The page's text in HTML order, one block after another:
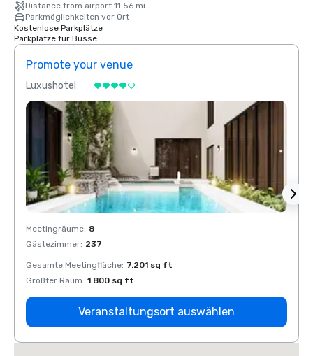
Distance from airport 11.56 mi
Parkmöglichkeiten vor Ort
Kostenlose Parkplätze
Parkplätze für Busse
Promote your venue
Luxushotel
Meetingräume: 8
Gästezimmer: 237
Gesamte Meetingfläche: 7.201 sq ft
Größter Raum: 1.800 sq ft
Veranstaltungsort auswählen